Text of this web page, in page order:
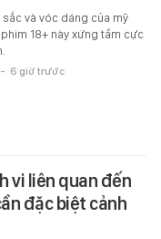
sắc và vóc dáng của mỹ
18+ này xứng tầm cực
- 6 giờ trước
vi liên quan đến
đặc biệt cảnh